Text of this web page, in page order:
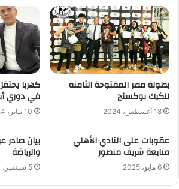
بطولة مصر المفتوحة الثامنه
للكيك بوكسنج
18 أغسطس، 2024
كهربا
في دوري
10 يناير، 2024
عقوبات على النادي الأهلي
متابعة شريف منصور
6 مايو، 2025
بيان صادر
والرياضة
5 سبتمبر، 2024